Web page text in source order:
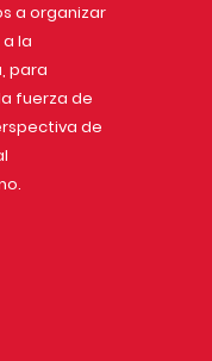
a organizar
la
para
fuerza de
de